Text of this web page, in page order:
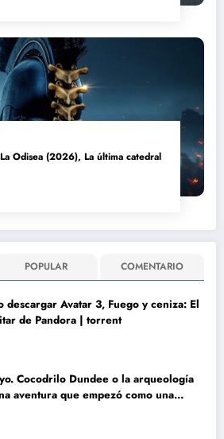
Odisea (2026), La última catedral
POPULAR COMENTARIO
descargar Avatar 3, Fuego y ceniza: El
de Pandora | torrent
Cocodrilo Dundee o la arqueología
aventura que empezó como una